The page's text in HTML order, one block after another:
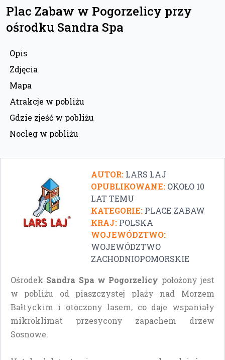
Plac Zabaw w Pogorzelicy przy
ośrodku Sandra Spa
Opis
Zdjęcia
Mapa
Atrakcje w pobliżu
Gdzie zjeść w pobliżu
Nocleg w pobliżu
AUTOR: LARS LAJ
OPUBLIKOWANE: OKOŁO 10
LAT TEMU
KATEGORIE: PLACE ZABAW
KRAJ: POLSKA
WOJEWÓDZTWO:
WOJEWÓDZTWO
ZACHODNIOPOMORSKIE
Ośrodek Sandra Spa w Pogorzelicy położony jest
w pobliżu od piaszczystej plaży nad Morzem
Bałtyckim i otoczony lasem, co daje wspaniały
mikroklimat przesycony zapachem drzew
Sosnowe.